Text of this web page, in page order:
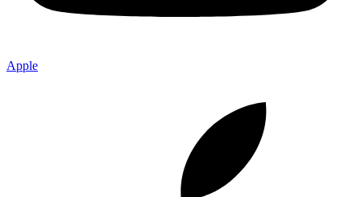
Apple